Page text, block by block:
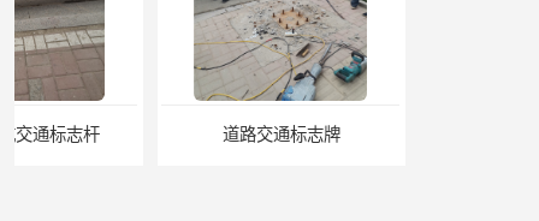
道路交通标志牌 道路交通标志标线